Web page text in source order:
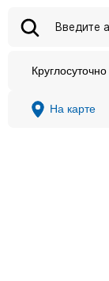
Круглосуточно
На карте